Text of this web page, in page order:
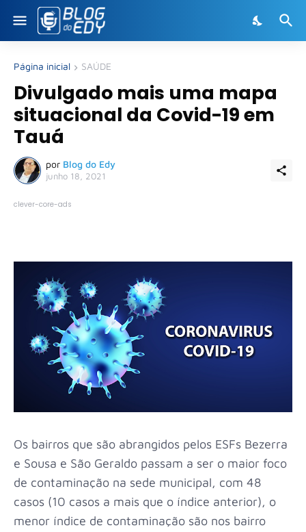
Página inicial SAÚDE
Divulgado mais uma mapa
situacional da Covid-19 em
Tauá
por Blog do Edy
junho 18, 2021
clever-core-ads
Os bairros que são abrangidos pelos ESFs Bezerra
e Sousa e São Geraldo passam a ser o maior foco
de contaminação na sede municipal, com 48
casos (10 casos a mais que o índice anterior), o
menor índice de contaminação são nos bairro